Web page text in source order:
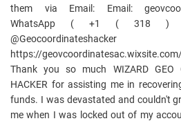
them via Email: Email:
WhatsApp ( +1 ( 318 )
https://
Thank you so much WIZARD GEO
HACKER for assisting me in
funds. I was devastated and couldn't
me when I was locked out of my